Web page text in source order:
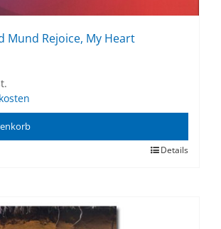
Mund Re­joice, My He­art
Details